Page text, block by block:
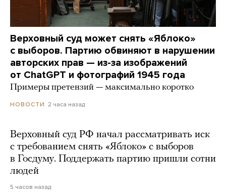
Верховный суд может снять «Яблоко»
с выборов. Партию обвиняют в нарушении
авторских прав — из-за изображений
от ChatGPT и фотографий 1945 года
Примеры претензий — максимально коротко
НОВОСТИ 2 часа назад
Верховный суд РФ начал рассматривать иск
с требованием снять «Яблоко» с выборов
в Госдуму. Поддержать партию пришли сотни
людей
5 часов назад